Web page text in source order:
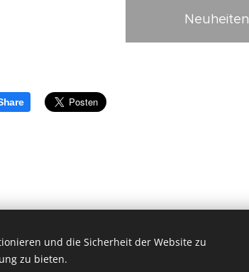
Neuheiten
und die Sicherheit der Website zu
zu bieten.